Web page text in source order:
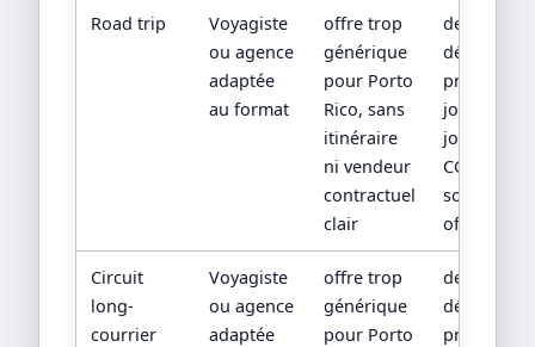
Road trip
Voyagiste
ou agence
adaptée
au format
offre trop
générique
pour Porto
Rico, sans
itinéraire
ni vendeur
contractuel
clair
devis
détaillé,
jour par
jour,
CGV/CPV et
sources
officielles
Circuit
long-
courrier
Voyagiste
ou agence
adaptée
offre trop
générique
pour Porto
devis
détaillé,